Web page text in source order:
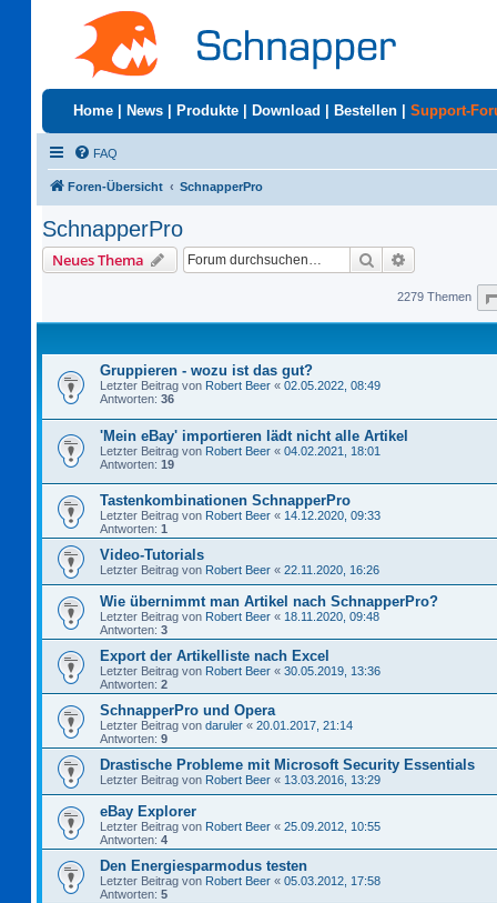
Home News Produkte Download Bestellen Support-
FAQ
Foren-Übersicht SchnapperPro
SchnapperPro
Neues Thema Suche
2279 Themen
Gruppieren - wozu ist das gut?
Letzter Beitrag von Robert Beer « 02.05.2022, 08:49
Antworten: 36
'Mein eBay' importieren lädt nicht alle Artikel
Letzter Beitrag von Robert Beer « 04.02.2021, 18:01
Antworten: 19
Tastenkombinationen SchnapperPro
Letzter Beitrag von Robert Beer « 14.12.2020, 09:33
Antworten: 1
Video-Tutorials
Letzter Beitrag von Robert Beer « 22.11.2020, 16:26
Wie übernimmt man Artikel nach SchnapperPro?
Letzter Beitrag von Robert Beer « 18.11.2020, 09:48
Antworten: 3
Export der Artikelliste nach Excel
Letzter Beitrag von Robert Beer « 30.05.2019, 13:36
Antworten: 2
SchnapperPro und Opera
Letzter Beitrag von daruler « 20.01.2017, 21:14
Antworten: 9
Drastische Probleme mit Microsoft Security Essentials
Letzter Beitrag von Robert Beer « 13.03.2016, 13:29
eBay Explorer
Letzter Beitrag von Robert Beer « 25.09.2012, 10:55
Antworten: 4
Den Energiesparmodus testen
Letzter Beitrag von Robert Beer « 05.03.2012, 17:58
Antworten: 5